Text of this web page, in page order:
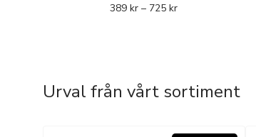
389kr – 725kr
Urval från vårt sortiment